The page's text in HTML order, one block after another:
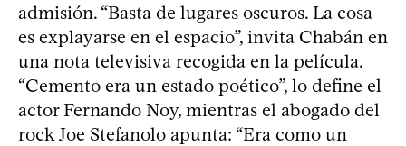
admisión. “Basta de lugares oscuros. La cosa
es explayarse en el espacio”, invita Chabán en
una nota televisiva recogida en la película.
“Cemento era un estado poético”, lo define el
actor Fernando Noy, mientras el abogado del
rock Joe Stefanolo apunta: “Era como un